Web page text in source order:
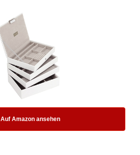
Auf Amazon ansehen